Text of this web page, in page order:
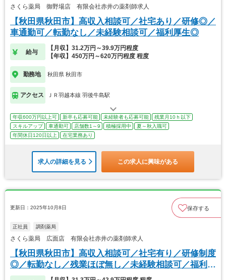
さくら薬局 御野場店 有限会社赤井の薬剤師求人
【秋田県秋田市】高収入相談可／社宅あり／研修◎／
車通勤可／転勤なし／未経験相談可／福利厚生◎
給与
【月収】31.2万円～39.9万円程度
【年収】450万円～620万円程度 程度
勤務地 秋田県 秋田市
アクセス ＪＲ羽越本線 羽後牛島駅
年収600万円以上可 新卒も応募可能 未経験者も応募可能
残業月10ｈ以下
スキルアップ
車通勤可 店舗数1～9 積極採用中
夏～秋入職可
年間休日120日以上
在宅業務あり
求人の詳細を見る この求人に興味がある
更新日：2025年10月8日 保存する
正社員 調剤薬局
さくら薬局 広面店 有限会社赤井の薬剤師求人
【秋田県秋田市】高収入相談可／社宅有り／研修制度
◎／転勤なし／残業ほぼ無し／未経験相談可／福利厚
生◎